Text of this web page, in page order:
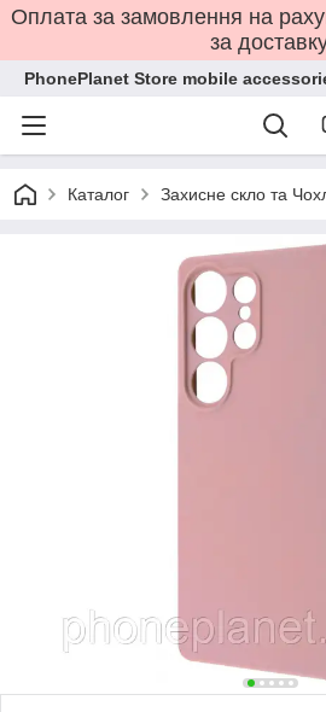
Оплата за замовлення на
за
PhonePlanet Store mobile
Каталог Захисне скло та